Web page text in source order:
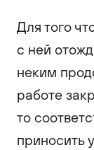
Для того
с ней
неким
работе
то
приносить